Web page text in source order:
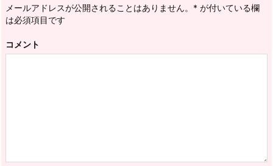
メールアドレスが公開されることはありません。 * が付いている欄
は必須項目です
コメント